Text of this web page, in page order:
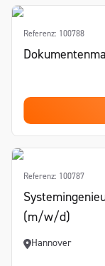
Referenz: 100788
Referenz: 100787
(m/w/d)
Hannover